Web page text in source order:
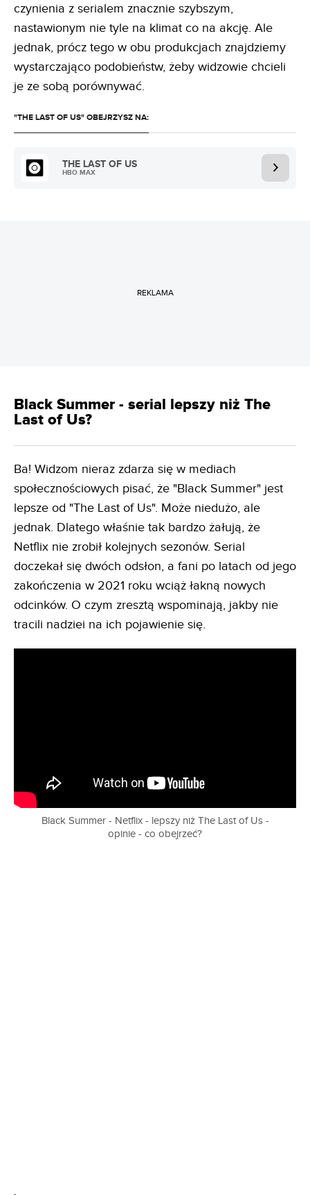
czynienia z serialem znacznie szybszym,
nastawionym nie tyle na klimat co na akcję. Ale
jednak, prócz tego w obu produkcjach znajdziemy
wystarczająco podobieństw, żeby widzowie chcieli
je ze sobą porównywać.
"THE LAST OF US" OBEJRZYSZ NA:
THE LAST OF US
HBO MAX
REKLAMA
Black Summer - serial lepszy niż The
Last of Us?
Ba! Widzom nieraz zdarza się w mediach
społecznościowych pisać, że "Black Summer" jest
lepsze od "The Last of Us". Może niedużo, ale
jednak. Dlatego właśnie tak bardzo żałują, że
Netflix nie zrobił kolejnych sezonów. Serial
doczekał się dwóch odsłon, a fani po latach od jego
zakończenia w 2021 roku wciąż łakną nowych
odcinków. O czym zresztą wspominają, jakby nie
tracili nadziei na ich pojawienie się.
Black Summer - Netflix - lepszy niż The Last of Us -
opinie - co obejrzeć?